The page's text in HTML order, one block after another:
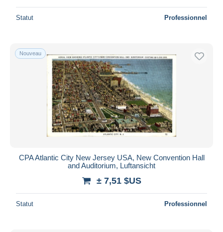
Statut Professionnel
Nouveau
CPA Atlantic City New Jersey USA, New Convention Hall
and Auditorium, Luftansicht
± 7,51 $US
Statut Professionnel